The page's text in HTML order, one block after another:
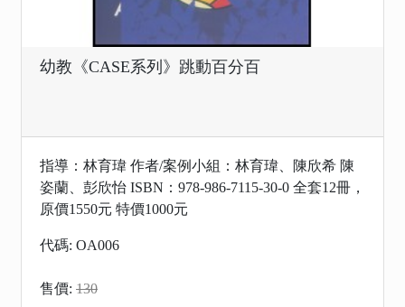
幼教《CASE系列》跳動百分百
指導：林育瑋 作者/案例小組：林育瑋、陳欣希 陳
姿蘭、彭欣怡 ISBN：978-986-7115-30-0 全套12冊，
原價1550元 特價1000元
代碼: OA006
售價: 130